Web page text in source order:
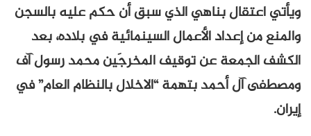
ويأتي اعتقال بناهي الذي سبق أن حكم عليه بالسجن
والمنع من إعداد الأعمال السينمائية في بلاده، بعد
الكشف الجمعة عن توقيف المخرجَين محمد رسول آف
ومصطفى آل أحمد بتهمة “الاخلال بالنظام العام” في
إيران.